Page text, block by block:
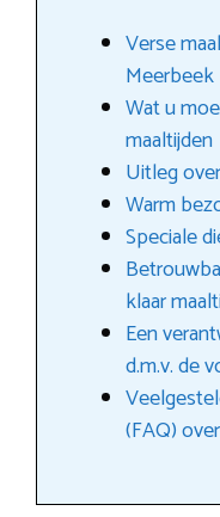
Verse
Meerbeek
Wat u
maaltijden
Uitleg
Warm
Speciale
klaar
Een
d.m.v. de
(FAQ)